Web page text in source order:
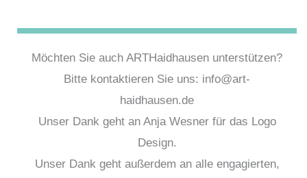
Möchten Sie auch ARTHaidhausen unterstützen?
Bitte kontaktieren Sie uns: info@art-
haidhausen.de
Unser Dank geht an Anja Wesner für das Logo
Design.
Unser Dank geht außerdem an alle engagierten,